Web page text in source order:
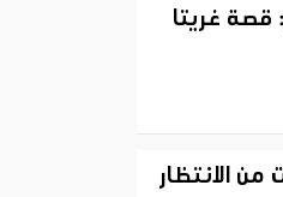
قصة غريتا
الانتظار